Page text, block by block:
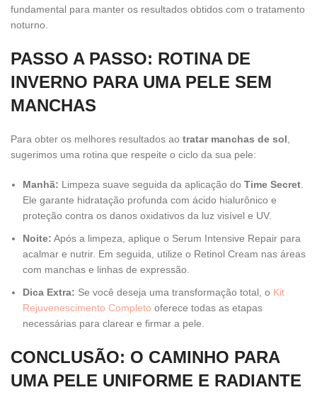
fundamental para manter os resultados obtidos com o tratamento
noturno.
PASSO A PASSO: ROTINA DE
INVERNO PARA UMA PELE SEM
MANCHAS
Para obter os melhores resultados ao tratar manchas de sol
sugerimos uma rotina que respeite o ciclo da sua pele:
Manhã: Limpeza suave seguida da aplicação do Time Secret
Ele garante hidratação profunda com ácido hialurônico e
proteção contra os danos oxidativos da luz visível e UV.
Noite: Após a limpeza, aplique o Serum Intensive Repair para
acalmar e nutrir. Em seguida, utilize o Retinol Cream nas áreas
com manchas e linhas de expressão.
Dica Extra: Se você deseja uma transformação total, o Kit
Rejuvenescimento Completo oferece todas as etapas
necessárias para clarear e firmar a pele.
CONCLUSÃO: O CAMINHO PARA
UMA PELE UNIFORME E RADIANTE